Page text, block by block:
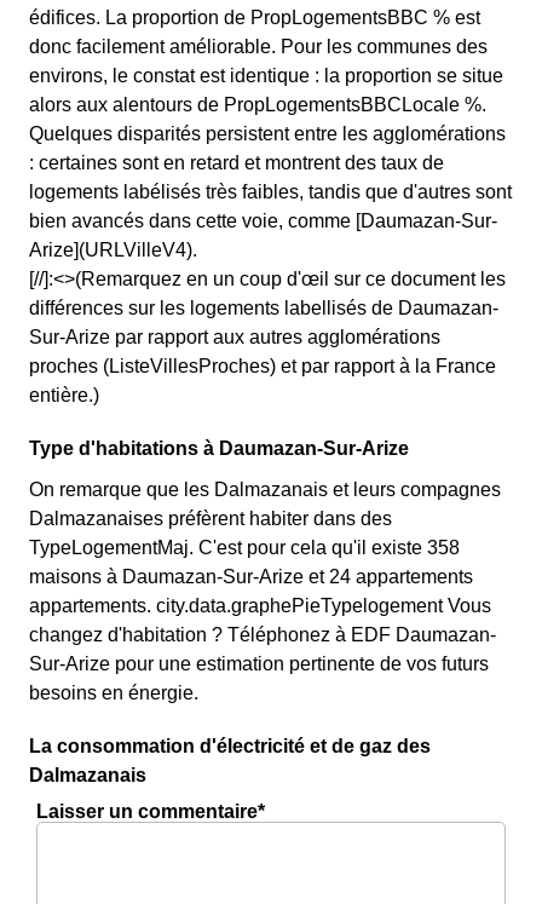
édifices. La proportion de PropLogementsBBC % est
donc facilement améliorable. Pour les communes des
environs, le constat est identique : la proportion se situe
alors aux alentours de PropLogementsBBCLocale %.
Quelques disparités persistent entre les agglomérations
: certaines sont en retard et montrent des taux de
logements labélisés très faibles, tandis que d'autres sont
bien avancés dans cette voie, comme [Daumazan-Sur-
Arize](URLVilleV4).
[//]:<>(Remarquez en un coup d'œil sur ce document les
différences sur les logements labellisés de Daumazan-
Sur-Arize par rapport aux autres agglomérations
proches (ListeVillesProches) et par rapport à la France
entière.)
Type d'habitations à Daumazan-Sur-Arize
On remarque que les Dalmazanais et leurs compagnes
Dalmazanaises préfèrent habiter dans des
TypeLogementMaj. C'est pour cela qu'il existe 358
maisons à Daumazan-Sur-Arize et 24 appartements
appartements. city.data.graphePieTypelogement Vous
changez d'habitation ? Téléphonez à EDF Daumazan-
Sur-Arize pour une estimation pertinente de vos futurs
besoins en énergie.
La consommation d'électricité et de gaz des
Dalmazanais
Laisser un commentaire*